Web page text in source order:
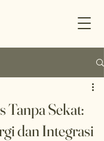
Tanpa Sekat:
dan Integrasi